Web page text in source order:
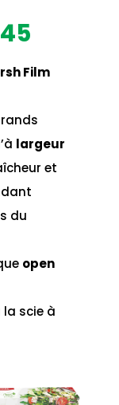
45
Film
largeur
et
du
open
scie à